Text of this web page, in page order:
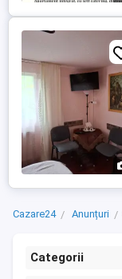
Cazare24 Anunțuri
Categorii